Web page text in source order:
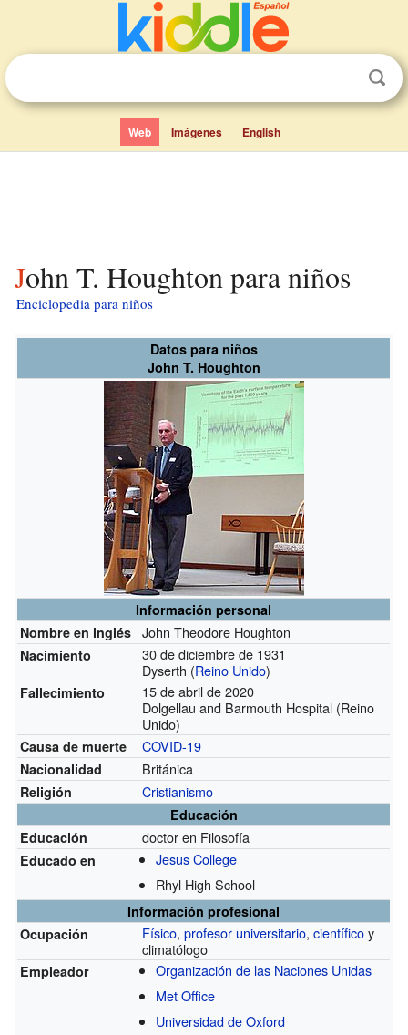
Web Imágenes English
John T. Houghton para niños
Enciclopedia para niños
Datos para niños
John T. Houghton
Información personal
Nombre en inglés
John Theodore Houghton
Nacimiento
30 de diciembre de 1931
Dyserth (Reino Unido)
Fallecimiento
15 de abril de 2020
Dolgellau and Barmouth Hospital (Reino
Unido)
Causa de muerte COVID-19
Nacionalidad Británica
Religión Cristianismo
Educación
Educación
doctor en Filosofía
Educado en
Jesus College
Rhyl High School
Información profesional
Ocupación
Físico,profesor universitario,científicoy
climatólogo
Empleador
Organización de las Naciones Unidas
Met Office
Universidad de Oxford